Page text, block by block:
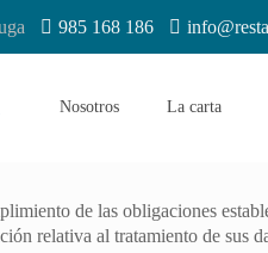
985 168 186
Nosotros La carta
de las obligaciones
relativa al tratamiento de sus